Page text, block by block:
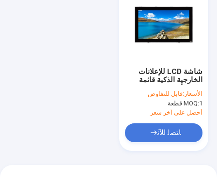
شاشة LCD للإعلانات
الخارجية الذكية قائمة
على الأرضية 75 بوصة
الأسعار:قابل للتفاوض
MOQ:1 قطعة
أحصل على آخر سعر
ﺎﺘﺼﻟ ﺍﻶﻧ